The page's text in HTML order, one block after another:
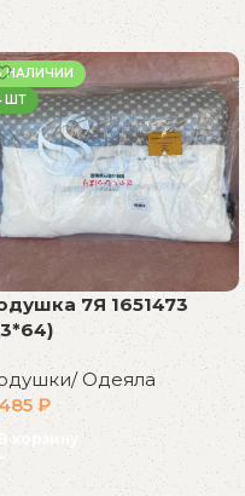
НАЛИЧИИ
ШТ
7Я 1651473
Одеяла
₽
В корзину